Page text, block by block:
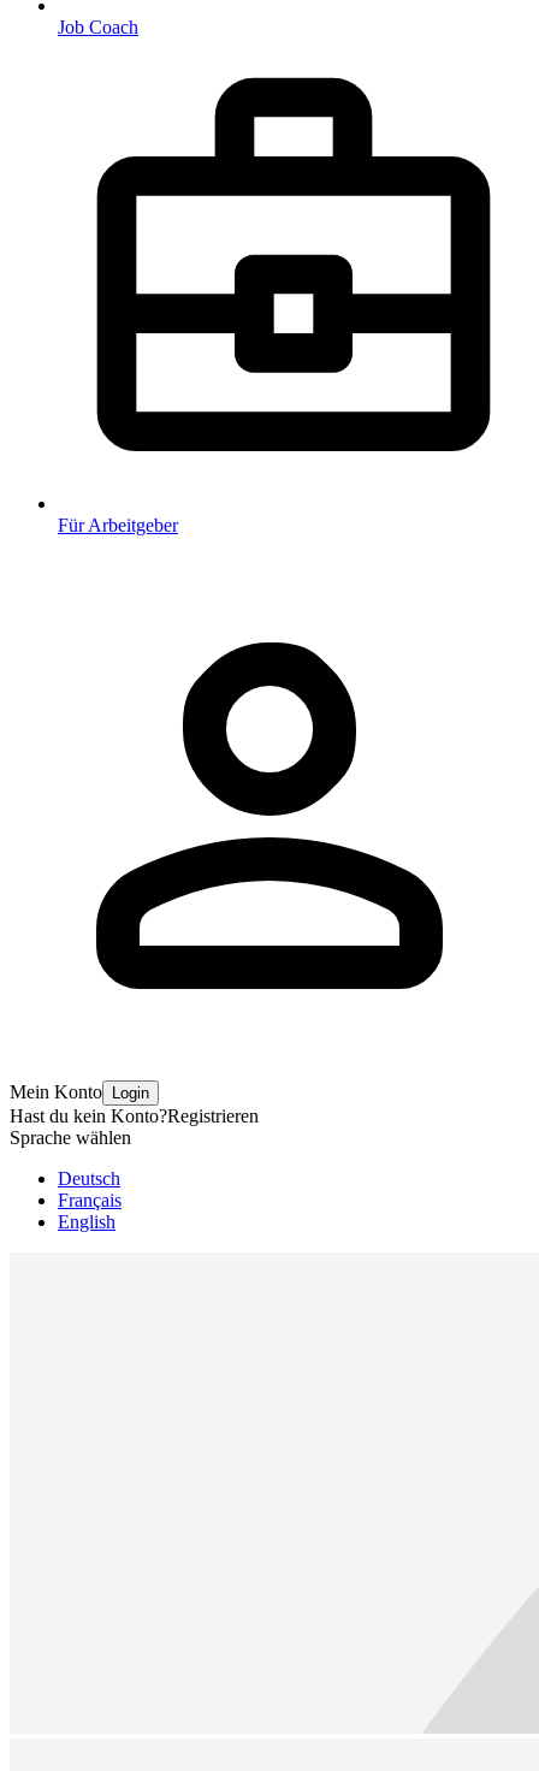
Job Coach
Für Arbeitgeber
Mein Konto Login
Hast du kein Konto?Registrieren
Sprache wählen
Deutsch
Français
English